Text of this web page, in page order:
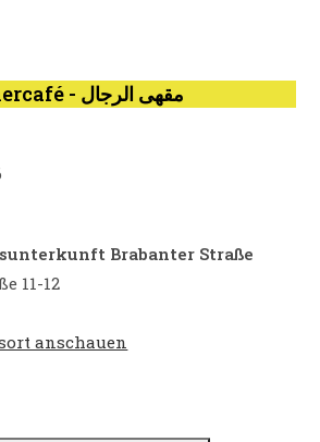
BENN Männercafé - مقهى الرجال
Brabanter Straße
11-12
anschauen